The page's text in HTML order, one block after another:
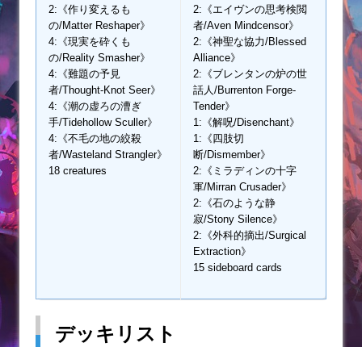
2:《作り変えるも
の/Matter Reshaper》
4:《現実を砕くも
の/Reality Smasher》
4:《難題の予見
者/Thought-Knot Seer》
4:《潮の虚ろの漕ぎ
手/Tidehollow Sculler》
4:《不毛の地の絞殺
者/Wasteland Strangler》
18 creatures
2:《エイヴンの思考検閲
者/Aven Mindcensor》
2:《神聖な協力/Blessed
Alliance》
2:《ブレンタンの炉の世
話人/Burrenton Forge-
Tender》
1:《解呪/Disenchant》
1:《四肢切
断/Dismember》
2:《ミラディンの十字
軍/Mirran Crusader》
2:《石のような静
寂/Stony Silence》
2:《外科的摘出/Surgical
Extraction》
15 sideboard cards
デッキリスト